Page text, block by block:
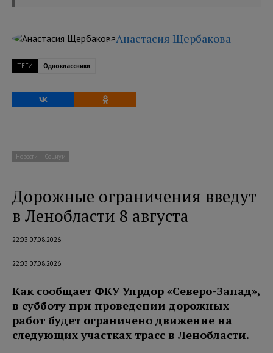
Анастасия Щербакова
ТЕГИ Одноклассники
Новости Социум
Дорожные ограничения введут
в Ленобласти 8 августа
22:03 07.08.2026
22:03 07.08.2026
Как сообщает ФКУ Упрдор «Северо-Запад»,
в субботу при проведении дорожных
работ будет ограничено движение на
следующих участках трасс в Ленобласти.